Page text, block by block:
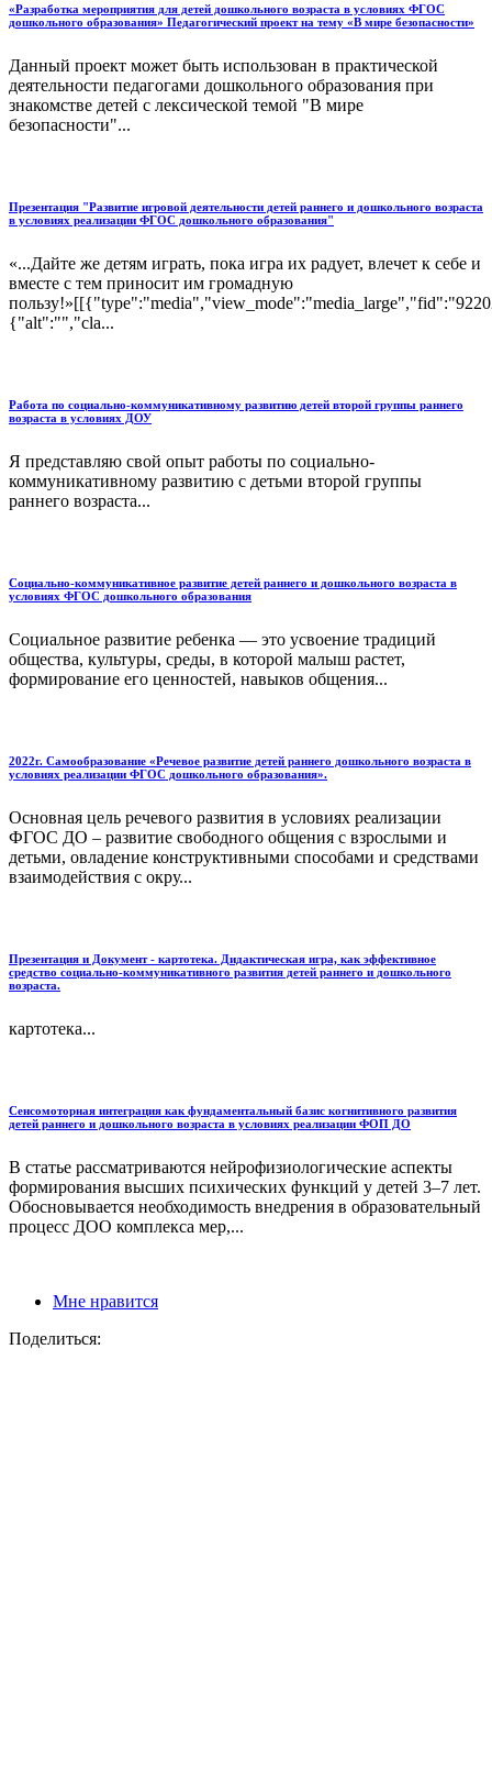
«Разработка мероприятия для детей дошкольного возраста в условиях ФГОС
дошкольного образования» Педагогический проект на тему «В мире безопасности»
Данный проект может быть использован в практической
деятельности педагогами дошкольного образования при
знакомстве детей с лексической темой "В мире
безопасности"...
Презентация "Развитие игровой деятельности детей раннего и дошкольного возраста
в условиях реализации ФГОС дошкольного образования"
«...Дайте же детям играть, пока игра их радует, влечет к себе и
вместе с тем приносит им громадную
{"alt":"","cla...
Работа по социально-коммуникативному развитию детей второй группы раннего
возраста в условиях ДОУ
Я представляю свой опыт работы по социально-
коммуникативному развитию с детьми второй группы
раннего возраста...
Социально-коммуникативное развитие детей раннего и дошкольного возраста в
условиях ФГОС дошкольного образования
Социальное развитие ребенка — это усвоение традиций
общества, культуры, среды, в которой малыш растет,
формирование его ценностей, навыков общения...
2022г. Самообразование «Речевое развитие детей раннего дошкольного возраста в
условиях реализации ФГОС дошкольного образования».
Основная цель речевого развития в условиях реализации
ФГОС ДО – развитие свободного общения с взрослыми и
детьми, овладение конструктивными способами и средствами
взаимодействия с окру...
Презентация и Документ - картотека. Дидактическая игра, как эффективное
средство социально-коммуникативного развития детей раннего и дошкольного
возраста.
картотека...
Сенсомоторная интеграция как фундаментальный базис когнитивного развития
детей раннего и дошкольного возраста в условиях реализации ФОП ДО
В статье рассматриваются нейрофизиологические аспекты
формирования высших психических функций у детей 3–7 лет.
Обосновывается необходимость внедрения в образовательный
процесс ДОО комплекса мер,...
Мне нравится
Поделиться: